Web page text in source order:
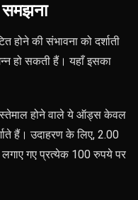
समझना
होने की संभावना को दर्शाती
हो सकती हैं। यहाँ इसका
होने वाले ये ऑड्स केवल
हैं। उदाहरण के लिए, 2.00
गए प्रत्येक 100 रुपये पर